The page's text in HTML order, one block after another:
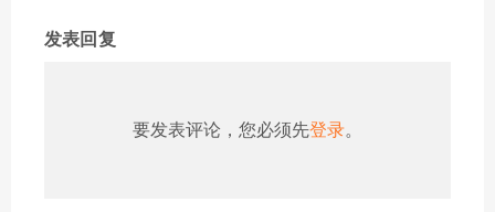
发表回复
要发表评论，您必须先登录。